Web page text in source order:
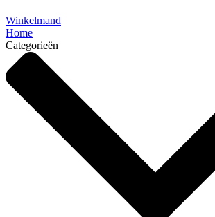
Winkelmand
Home
Categorieën